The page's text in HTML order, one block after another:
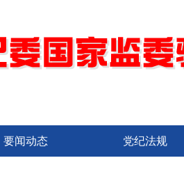
要闻动态 党纪法规